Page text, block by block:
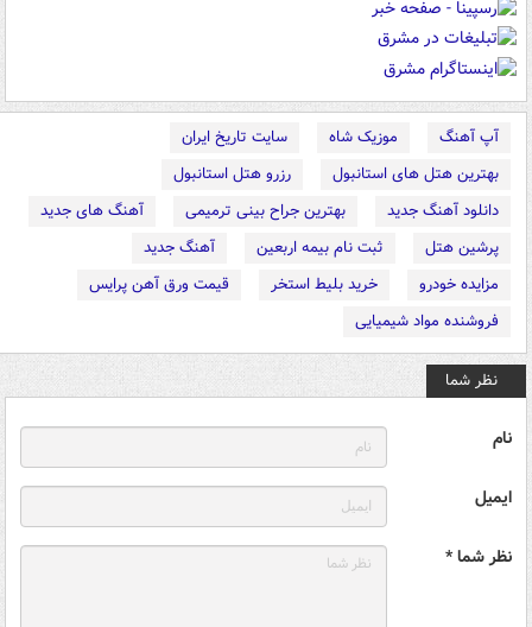
آپ آهنگ موزیک شاه
سایت تاریخ ایران
بهترین هتل های استانبول
رزرو هتل استانبول
دانلود آهنگ جدید
بهترین جراح بینی ترمیمی
آهنگ های جدید
پرشین هتل
ثبت نام بیمه اربعین
آهنگ جدید
مزایده خودرو
خرید بلیط استخر
قیمت ورق آهن پرایس
فروشنده مواد شیمیایی
نظر شما
نام
ایمیل
نظر شما *